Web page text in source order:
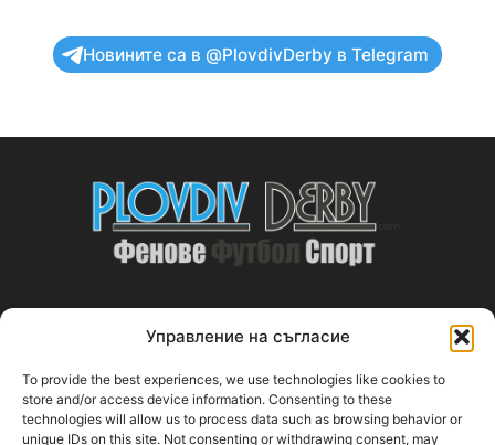
Управление на съгласие
To provide the best experiences, we use technologies like cookies to
store and/or access device information. Consenting to these
technologies will allow us to process data such as browsing behavior or
unique IDs on this site. Not consenting or withdrawing consent, may
Новините са в @PlovdivDerby в Telegram
ABOUT US
PlovdivDerby.com е първата пловдивска изцяло футболна
медия!